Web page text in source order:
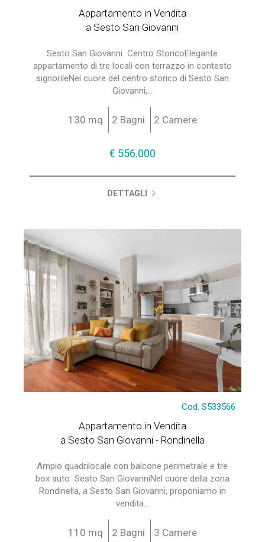
Appartamento in Vendita
a Sesto San Giovanni
Sesto San Giovanni  Centro StoricoElegante
appartamento di tre locali con terrazzo in contesto
signorileNel cuore del centro storico di Sesto San
Giovanni,...
130 mq 2 Bagni 2 Camere
€ 556.000
DETTAGLI
Cod. S533566
Appartamento in Vendita
a Sesto San Giovanni - Rondinella
Ampio quadrilocale con balcone perimetrale e tre
box auto  Sesto San GiovanniNel cuore della zona
Rondinella, a Sesto San Giovanni, proponiamo in
vendita...
110 mq 2 Bagni 3 Camere